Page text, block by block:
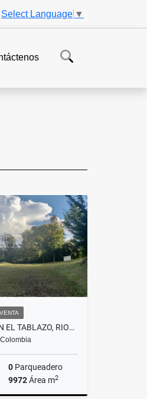
Select Language ▼
VENTA
VENTA DE LOTE EN EL TABLAZO, RIONEGRO
0 Parqueadero
9972Área m2